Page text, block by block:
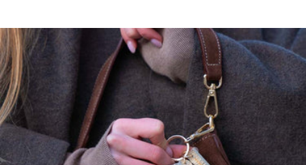
Ce modèle a une coupe droite, prenez votre taille habituelle.
Maison Héritage s'engage…
Nos pièces sont certifiées:
OEKO-TEX, premier label textile garantissant l'absence de substance
nocive ou irritante pour la peau.
GOTS, garantissant:
Un textile biologique réunissant des modes de confection durables
Le respect de l'environnement et des conditions de travail
La préservation des ressources et matières premières pour produire
les textiles